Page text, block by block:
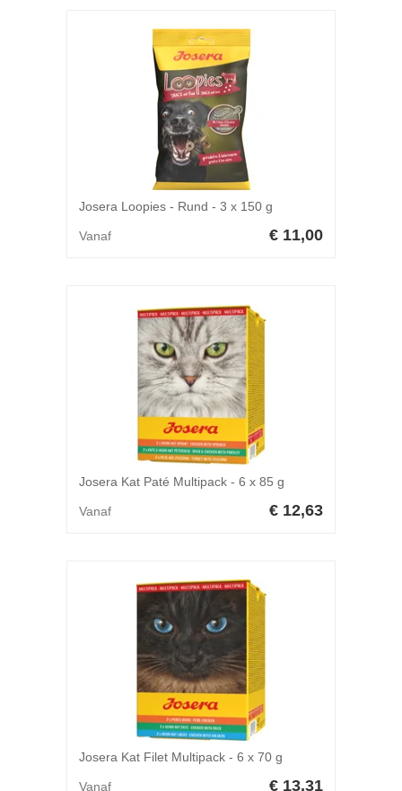
Josera Loopies - Rund - 3 x 150 g
Vanaf € 11,00
Josera Kat Paté Multipack - 6 x 85 g
Vanaf € 12,63
Josera Kat Filet Multipack - 6 x 70 g
Vanaf € 13,31